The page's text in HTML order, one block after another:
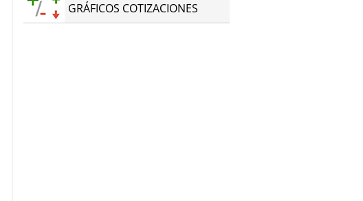
GRÁFICOS COTIZACIONES